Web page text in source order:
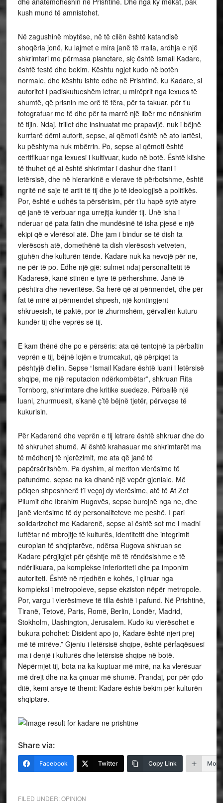
kush mund të amnistohet.
Në zagushinë mbytëse, në të cilën është katandisë
shoqëria jonë, ku lajmet e mira janë të rralla, ardhja e një
shkrimtari me përmasa planetare, siç është Ismail Kadare,
është festë dhe bekim. Kështu ngjet kudo në botën
normale, dhe kështu ishte edhe në Prishtinë, ku Kadare, si
autoritet i padiskutueshëm letrar, u mirëprit nga lexues të
shumtë, që prisnin me orë të tëra, për ta takuar, për t’u
fotografuar me të dhe për ta marrë një libër me nënshkrim
të tijin. Ndaj, trillet dhe insinuatat me prapavijë, nuk i bëjnë
kurrfarë dëmi autorit, sepse, ai qëmoti është në ato lartësi,
ku pështyma nuk mbërrin. Po, sepse ai qëmoti është
certifikuar nga lexuesi i kultivuar, kudo në botë. Është klishe
të thuhet që ai është shkrimtar i dashur dhe titani i
letërsisë, dhe në hierarkinë e vlerave të përbotshme, është
ngritë në saje të artit të tij dhe jo të ideologjisë a politikës.
Por, është e udhës ta përsërisim, për t’iu hapë sytë atyre
që janë të verbuar nga urrejtja kundër tij. Unë isha i
nderuar që pata fatin dhe mundësinë të isha pjesë e një
ekipi që e vlerësoi atë. Dhe jam i bindur se të dish ta
vlerësosh atë, domethënë ta dish vlerësosh vetveten,
gjuhën dhe kulturën tënde. Kadare nuk ka nevojë për ne,
ne për të po. Edhe një gjë: sulmet ndaj personalitetit të
Kadaresë, kanë stinën e tyre të përhershme. Janë të
pështira dhe neveritëse. Sa herë që ai përmendet, dhe për
fat të mirë ai përmendet shpesh, një kontingjent
shkruesish, të paktë, por të zhurmshëm, gërvallën kuturu
kundër tij dhe veprës së tij.
E kam thënë dhe po e përsëris: ata që tentojnë ta përbaltin
veprën e tij, bëjnë lojën e trumcakut, që përpiqet ta
pështyjë diellin. Sepse “Ismail Kadare është luani i letërsisë
shqipe, me një reputacion ndërkombëtar”, shkruan Rita
Tornborg, shkrimtare dhe kritike suedeze. Përballë një
luani, zhurmuesit, s’kanë ç’të bëjnë tjetër, përveçse të
kukurisin.
Për Kadarenë dhe veprën e tij letrare është shkruar dhe do
të shkruhet shumë. Ai është krahasuar me shkrimtarët ma
të mëdhenj të njerëzimit, me ata që janë të
papërsëritshëm. Pa dyshim, ai meriton vlerësime të
pafundme, sepse na ka dhanë një vepër gjeniale. Më
pëlqen shpeshherë t’i veçoj dy vlerësime, atë të At Zef
Pllumit dhe Ibrahim Rugovës, sepse burojnë nga ne, dhe
janë vlerësime të dy personaliteteve me peshë. I pari
solidarizohet me Kadarenë, sepse ai është sot me i madhi
luftëtar në mbrojtje të kulturës, identitetit dhe integrimit
europian të shqiptarëve, ndërsa Rugova shkruan se
Kadare përgjigjet për çështje më të rëndësishme e të
ndërlikuara, pa komplekse inferioriteti dhe pa imponim
autoriteti. Është në rrjedhën e kohës, i çliruar nga
kompleksi i metropoleve, sepse ekziston nëpër metropole.
Por, vargu i vlerësimeve të tilla është i pafund. Në Prishtinë,
Tiranë, Tetovë, Paris, Romë, Berlin, Londër, Madrid,
Stokholm, Uashington, Jerusalem. Kudo ku vlerësohet e
bukura pohohet: Disident apo jo, Kadare është njeri prej
më të mirëve.” Gjeniu i letërsisë shqipe, është përfaqësuesi
ma i denjë i kulturës dhe letërsisë shqipe në botë.
Nëpërmjet tij, bota na ka kuptuar më mirë, na ka vlerësuar
më drejt dhe na ka çmuar më shumë. Prandaj, por për çdo
ditë, kemi arsye të themi: Kadare është bekim për kulturën
shqiptare.
Share via:
Facebook Twitter Copy Link More
FILED UNDER:OPINION